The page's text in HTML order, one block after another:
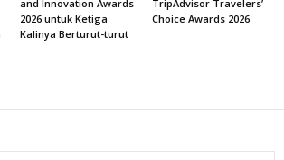
and Innovation Awards
2026 untuk Ketiga
Kalinya Berturut-turut
TripAdvisor Travelers’
Choice Awards 2026